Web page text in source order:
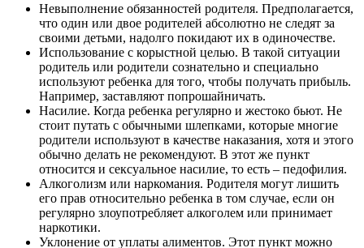
Невыполнение обязанностей родителя. Предполагается,
что один или двое родителей абсолютно не следят за
своими детьми, надолго покидают их в одиночестве.
Использование с корыстной целью. В такой ситуации
родитель или родители сознательно и специально
используют ребенка для того, чтобы получать прибыль.
Например, заставляют попрошайничать.
Насилие. Когда ребенка регулярно и жестоко бьют. Не
стоит путать с обычными шлепками, которые многие
родители используют в качестве наказания, хотя и этого
обычно делать не рекомендуют. В этот же пункт
относится и сексуальное насилие, то есть – педофилия.
Алкоголизм или наркомания. Родителя могут лишить
его прав относительно ребенка в том случае, если он
регулярно злоупотребляет алкоголем или принимает
наркотики.
Уклонение от уплаты алиментов. Этот пункт можно